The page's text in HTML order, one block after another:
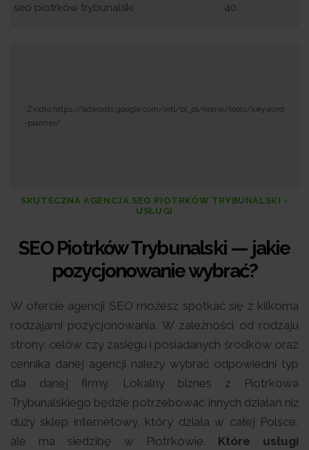
seo piotrków trybunalski 40
*Żródło:https://adwords.google.com/intl/pl_pl/home/tools/keyword
-planner/
SKUTECZNA AGENCJA SEO PIOTRKÓW TRYBUNALSKI -
USŁUGI
SEO Piotrków Trybunalski — jakie
pozycjonowanie wybrać?
W ofercie agencji SEO możesz spotkać się z kilkoma
rodzajami pozycjonowania. W zależności od rodzaju
strony, celów czy zasięgu i posiadanych środków oraz
cennika danej agencji należy wybrać odpowiedni typ
dla danej firmy. Lokalny biznes z Piotrkowa
Trybunalskiego będzie potrzebować innych działań niż
duży sklep internetowy, który działa w całej Polsce,
ale ma siedzibę w Piotrkowie. Które usługi